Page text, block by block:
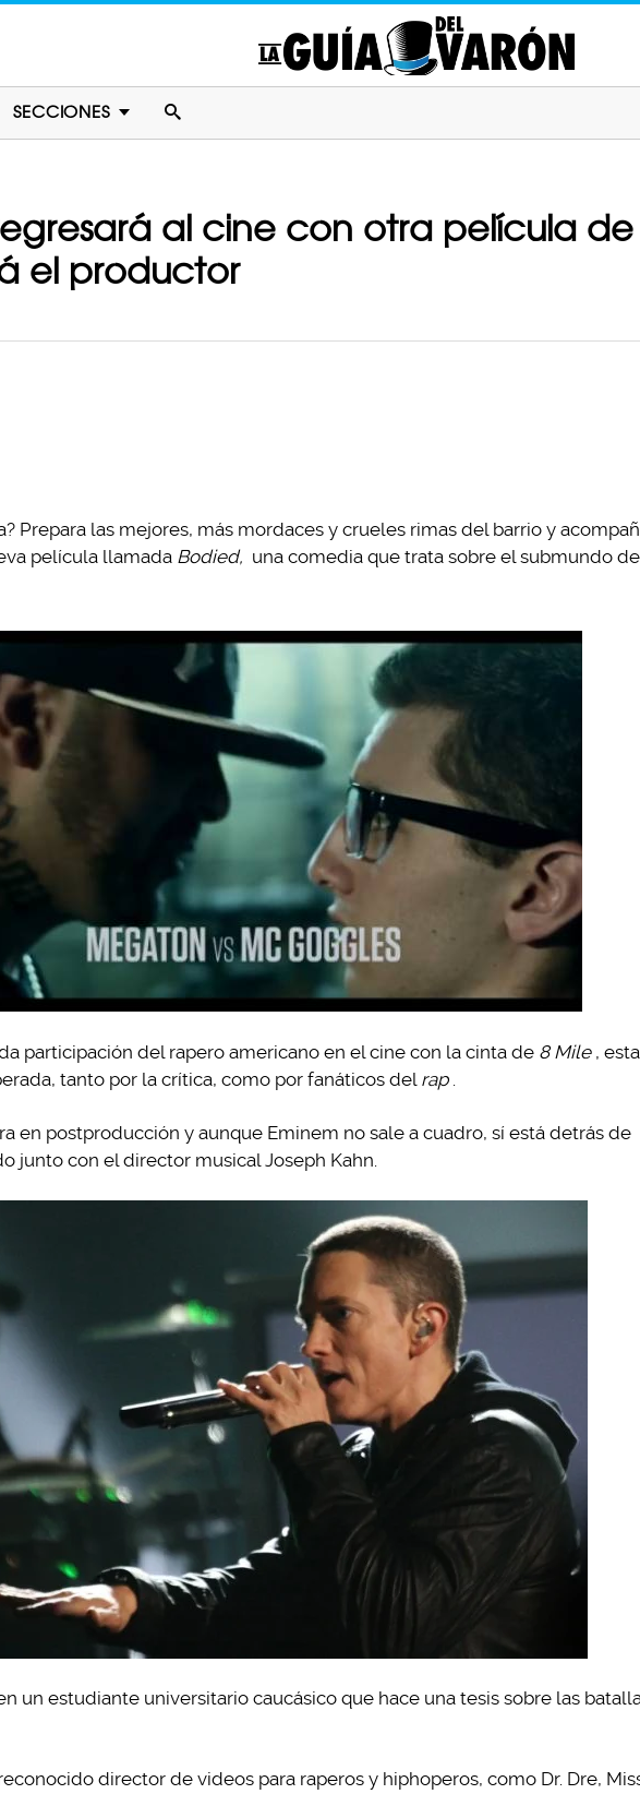
SECCIONES
al cine con otra película
el productor
Prepara las mejores, más mordaces y crueles rimas del barrio y
película llamada Bodied, una comedia que trata sobre el submundo de
participación del rapero americano en el cine con la cinta de 8 Mile , esta
tanto por la crítica, como por fanáticos del rap .
en postproducción y aunque Eminem no sale a cuadro, sí está detrás de
junto con el director musical Joseph Kahn.
un estudiante universitario caucásico que hace una tesis sobre las
director de videos para raperos y hiphoperos, como Dr. Dre,